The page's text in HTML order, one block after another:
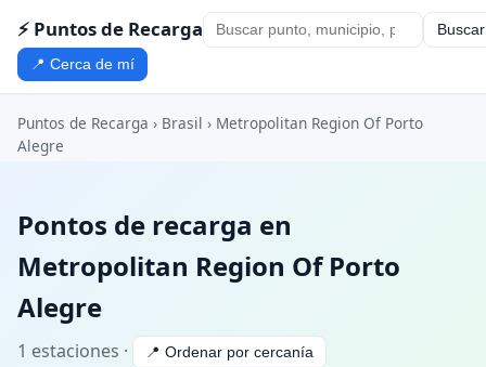
⚡ Puntos de Recarga Buscar
📍 Cerca de mí
Puntos de Recarga › Brasil › Metropolitan Region Of Porto
Alegre
Pontos de recarga en
Metropolitan Region Of Porto
Alegre
1 estaciones · 📍 Ordenar por cercanía